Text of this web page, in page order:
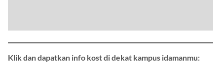
Klik dan dapatkan info kost di dekat kampus idamanmu: